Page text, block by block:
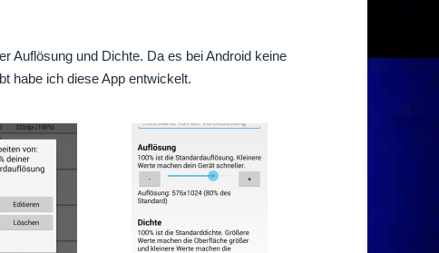
Auflösung und Dichte. Da es bei Android keine
habe ich diese App entwickelt.